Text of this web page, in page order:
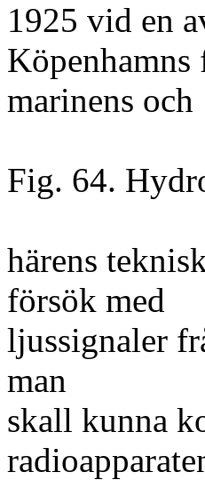
1925 vid en
marinens och
Fig. 64.
härens
försök med
ljussignaler
man
skall kunna